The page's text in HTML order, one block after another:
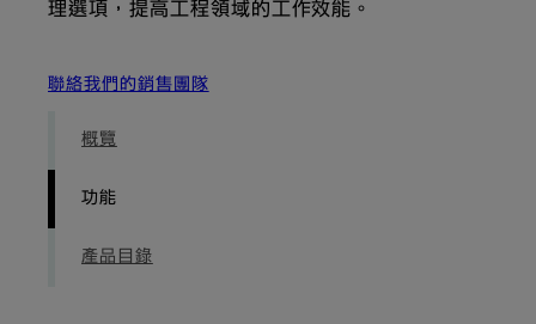
理選項，提高工程領域的工作效能。
聯絡我們的銷售團隊
概覽
功能
產品目錄